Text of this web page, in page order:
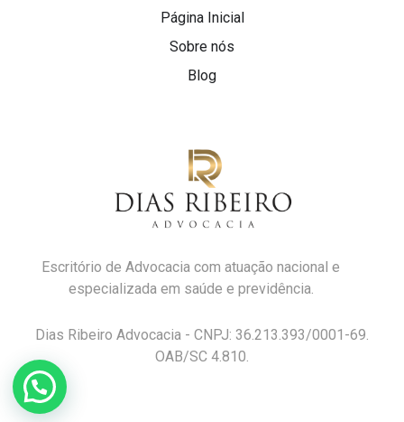
Escritório de Advocacia com atuação nacional e
especializada em saúde e previdência.
Dias Ribeiro Advocacia - CNPJ: 36.213.393/0001-69.
OAB/SC 4.810.
Página Inicial
Sobre nós
Blog